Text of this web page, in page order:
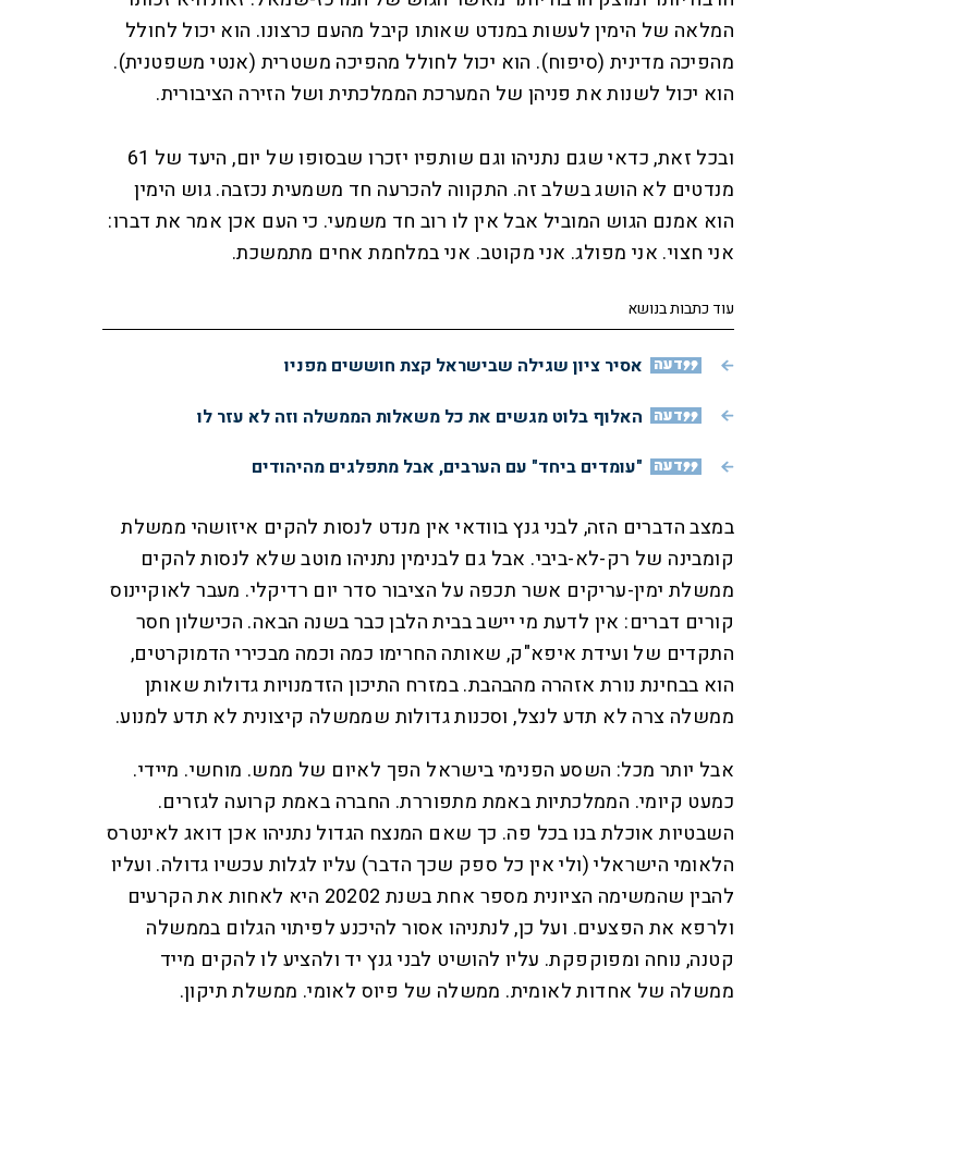
המלאה של הימין לעשות במנדט שאותו קיבל מהעם כרצונו. הוא יכול לחולל
מהפיכה מדינית (סיפוח). הוא יכול לחולל מהפיכה משטרית (אנטי משפטנית).
הוא יכול לשנות את פניהן של המערכת הממלכתית ושל הזירה הציבורית.
ובכל זאת, כדאי שגם נתניהו וגם שותפיו יזכרו שבסופו של יום, היעד של 61
מנדטים לא הושג בשלב זה. התקווה להכרעה חד משמעית נכזבה. גוש הימין
הוא אמנם הגוש המוביל אבל אין לו רוב חד משמעי. כי העם אכן אמר את דברו:
אני חצוי. אני מפולג. אני מקוטב. אני במלחמת אחים מתמשכת.
עוד כתבות בנושא
דעה אסיר ציון שגילה שבישראל קצת חוששים מפניו
דעה האלוף בלוט מגשים את כל משאלות הממשלה וזה לא עזר לו
דעה "עומדים ביחד" עם הערבים, אבל מתפלגים מהיהודים
במצב הדברים הזה, לבני גנץ בוודאי אין מנדט לנסות להקים איזושהי ממשלת
קומבינה של רק-לא-ביבי. אבל גם לבנימין נתניהו מוטב שלא לנסות להקים
ממשלת ימין-עריקים אשר תכפה על הציבור סדר יום רדיקלי. מעבר לאוקיינוס
קורים דברים: אין לדעת מי יישב בבית הלבן כבר בשנה הבאה. הכישלון חסר
התקדים של ועידת איפא"ק, שאותה החרימו כמה וכמה מבכירי הדמוקרטים,
הוא בבחינת נורת אזהרה מהבהבת. במזרח התיכון הזדמנויות גדולות שאותן
ממשלה צרה לא תדע לנצל, וסכנות גדולות שממשלה קיצונית לא תדע למנוע.
אבל יותר מכל: השסע הפנימי בישראל הפך לאיום של ממש. מוחשי. מיידי.
כמעט קיומי. הממלכתיות באמת מתפוררת. החברה באמת קרועה לגזרים.
השבטיות אוכלת בנו בכל פה. כך שאם המנצח הגדול נתניהו אכן דואג לאינטרס
הלאומי הישראלי (ולי אין כל ספק שכך הדבר) עליו לגלות עכשיו גדולה. ועליו
להבין שהמשימה הציונית מספר אחת בשנת 20202 היא לאחות את הקרעים
ולרפא את הפצעים. ועל כן, לנתניהו אסור להיכנע לפיתוי הגלום בממשלה
קטנה, נוחה ומפוקפקת. עליו להושיט לבני גנץ יד ולהציע לו להקים מייד
ממשלה של אחדות לאומית. ממשלה של פיוס לאומי. ממשלת תיקון.